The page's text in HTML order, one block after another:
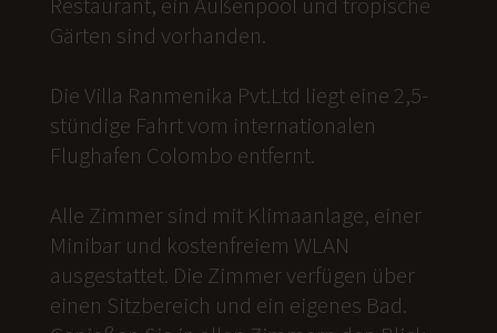
Gärten sind vorhanden.
Die Villa Ranmenika Pvt.Ltd liegt eine 2,5-
stündige Fahrt vom internationalen
Flughafen Colombo entfernt.
Alle Zimmer sind mit Klimaanlage, einer
Minibar und kostenfreiem WLAN
ausgestattet. Die Zimmer verfügen über
einen Sitzbereich und ein eigenes Bad.